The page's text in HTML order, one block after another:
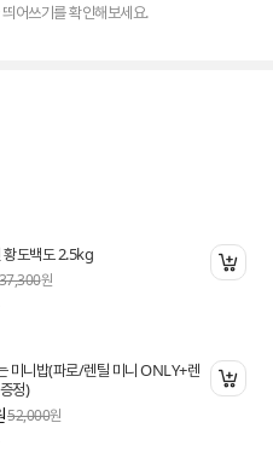
어쓰기를 확인해보세요.
황도백도 2.5kg
원
미니밥(파로/렌틸 미니 ONLY+렌
정)
52,000원